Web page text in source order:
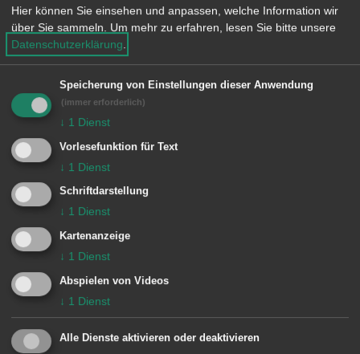
von gefördertem Wohnraum erhöht und
auf 30 Prozent der neugebauten
Wohneinheiten festgelegt. Das
bedeutet, dass 30 Prozent der neu
errichteten Wohnungen als geförderter
Wohnraum erstellt werden müssen. Die
Stadt Aalen geht beim geförderten
Wohnungsbau mit gutem Beispiel
voran. Sie hat für die Wohnungsbau
Aalen die Quote sogar auf 35 Prozent
festgelegt.
Hier können Sie einsehen und anpassen, welche Information wir
über Sie sammeln.
Um mehr zu erfahren, lesen Sie bitte unsere
Datenschutzerklärung
Speicherung von Einstellungen dieser Anwendung
(immer erforderlich)
↓ 1 Dienst
Vorlesefunktion für Text
↓ 1 Dienst
Schriftdarstellung
↓ 1 Dienst
Kartenanzeige
↓ 1 Dienst
Abspielen von Videos
↓ 1 Dienst
Alle Dienste aktivieren oder deaktivieren